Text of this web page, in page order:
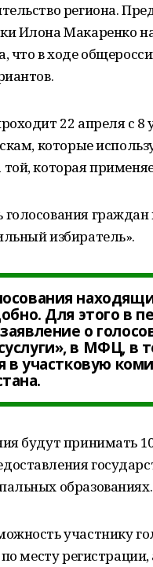
региона.
Илона Макаренко
что в ходе
22 апреля с 8
которые
которая
избиратель».
Для этого в
о
в МФЦ, в
в участковую
будут принимать
образованиях.
участнику
месту